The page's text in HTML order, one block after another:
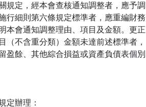
規定，經本會查核通知調整者，應予調
行細則第六條規定標準者，應重編財務
本會通知調整理由、項目及金額。更正
（不含重分類）金額未達前述標準者，
盈餘、其他綜合損益或資產負債表個別
定辦理：